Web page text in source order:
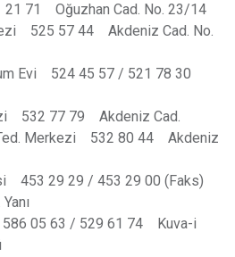
71 Oğuzhan Cad. No. 23/14
525 57 44 Akdeniz Cad. No.
Evi 524 45 57 / 521 78 30
532 77 79 Akdeniz Cad.
Ted. Merkezi 532 80 44 Akdeniz
453 29 29 / 453 29 00 (Faks)
05 63 / 529 61 74 Kuva-i